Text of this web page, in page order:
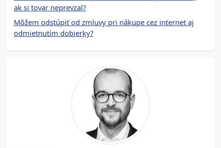
ak si tovar neprevzal?
Môžem odstúpiť od zmluvy pri nákupe cez internet aj
odmietnutím dobierky?